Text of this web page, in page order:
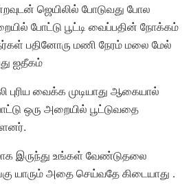
ஜெயிலில் போடுவது போல
போட்டு பூட்டி வைப்பதின் நோக்கம்
பதினோரு மணி நேரம் மலை மேல்
ஐதீகம்
வைக்க முடியாது ஆகையால்
ஒரு அறையில் பூட்டுவதை
இருந்து உங்கள் வேண்டுதலை
யாரும் அதை செய்வதே கிடையாது .